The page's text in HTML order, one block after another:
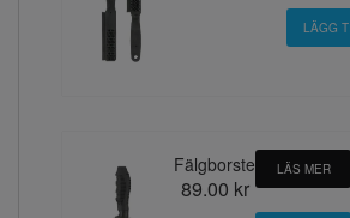
Fälgborste
89.00 kr
LÄS MER